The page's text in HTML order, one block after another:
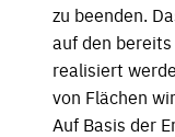
zu beenden.
auf den
realisiert
von Flächen
Auf Basis der